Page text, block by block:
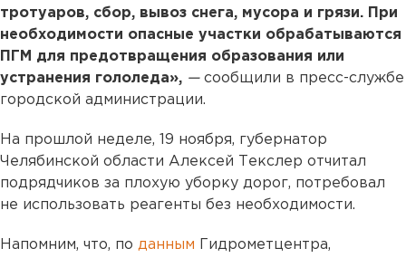
тротуаров, сбор, вывоз снега, мусора и грязи. При
необходимости опасные участки обрабатываются
ПГМ для предотвращения образования или
устранения гололеда», —сообщили в пресс-службе
городской администрации.
На прошлой неделе, 19 ноября, губернатор
Челябинской области Алексей Текслер отчитал
подрядчиков за плохую уборку дорог, потребовал
не использовать реагенты без необходимости.
Напомним, что, по данным Гидрометцентра,